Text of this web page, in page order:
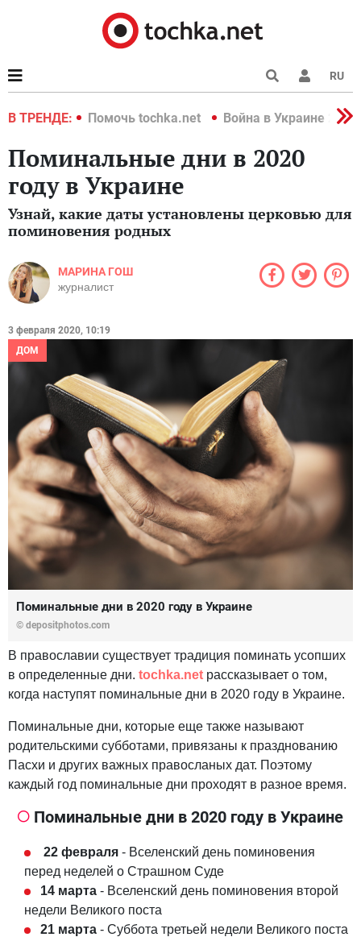
RU
В ТРЕНДЕ:
2022 Помочь tochka.net Война в Украине 2022
Поминальные дни в 2020
году в Украине
Узнай, какие даты установлены церковью для
поминовения родных
МАРИНА ГОШ
журналист
3 февраля 2020, 10:19
ДОМ
Поминальные дни в 2020 году в Украине
© depositphotos.com
В православии существует традиция поминать усопших
в определенные дни. tochka.net рассказывает о том,
когда наступят поминальные дни в 2020 году в Украине.
Поминальные дни, которые еще также называют
родительскими субботами, привязаны к празднованию
Пасхи и других важных правосланых дат. Поэтому
каждый год поминальные дни проходят в разное время.
Поминальные дни в 2020 году в Украине
22 февраля - Вселенский день поминовения
перед неделей о Страшном Суде
14 марта - Вселенский день поминовения второй
недели Великого поста
21 марта - Суббота третьей недели Великого поста